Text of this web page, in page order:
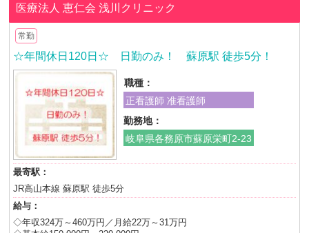
医療法人 恵仁会浅川クリニック
常勤
☆年間休日120日☆ 日勤のみ！ 蘇原駅 徒歩5分！
職種：
正看護師 准看護師
勤務地：
岐阜県各務原市蘇原栄町2-23
最寄駅：
JR高山本線 蘇原駅 徒歩5分
給与：
◇年収324万～460万円／月給22万～31万円